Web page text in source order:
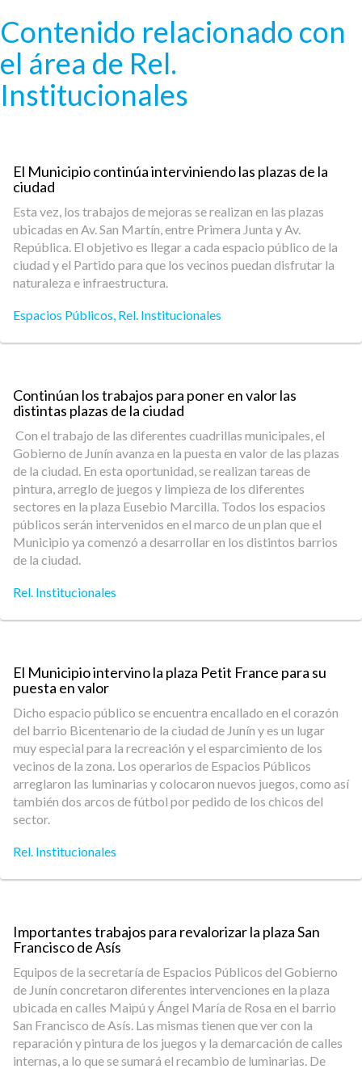
Contenido relacionado con
el área de Rel.
Institucionales
El Municipio continúa interviniendo las plazas de la
ciudad
Esta vez, los trabajos de mejoras se realizan en las plazas
ubicadas en Av. San Martín, entre Primera Junta y Av.
República. El objetivo es llegar a cada espacio público de la
ciudad y el Partido para que los vecinos puedan disfrutar la
naturaleza e infraestructura.
Espacios Públicos, Rel. Institucionales
Continúan los trabajos para poner en valor las
distintas plazas de la ciudad
Con el trabajo de las diferentes cuadrillas municipales, el
Gobierno de Junín avanza en la puesta en valor de las plazas
de la ciudad. En esta oportunidad, se realizan tareas de
pintura, arreglo de juegos y limpieza de los diferentes
sectores en la plaza Eusebio Marcilla. Todos los espacios
públicos serán intervenidos en el marco de un plan que el
Municipio ya comenzó a desarrollar en los distintos barrios
de la ciudad.
Rel. Institucionales
El Municipio intervino la plaza Petit France para su
puesta en valor
Dicho espacio público se encuentra encallado en el corazón
del barrio Bicentenario de la ciudad de Junín y es un lugar
muy especial para la recreación y el esparcimiento de los
vecinos de la zona. Los operarios de Espacios Públicos
arreglaron las luminarias y colocaron nuevos juegos, como así
también dos arcos de fútbol por pedido de los chicos del
sector.
Rel. Institucionales
Importantes trabajos para revalorizar la plaza San
Francisco de Asís
Equipos de la secretaría de Espacios Públicos del Gobierno
de Junín concretaron diferentes intervenciones en la plaza
ubicada en calles Maipú y Ángel María de Rosa en el barrio
San Francisco de Asís. Las mismas tienen que ver con la
reparación y pintura de los juegos y la demarcación de calles
internas, a lo que se sumará el recambio de luminarias. De